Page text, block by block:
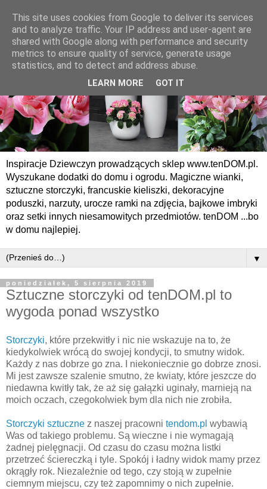
Inspiracje Dziewczyn prowadzących sklep www.tenDOM.pl.
Wyszukane dodatki do domu i ogrodu. Magiczne wianki,
sztuczne storczyki, francuskie kieliszki, dekoracyjne
poduszki, narzuty, urocze ramki na zdjęcia, bajkowe imbryki
oraz setki innych niesamowitych przedmiotów. tenDOM ...bo
w domu najlepiej.
▼
poniedziałek, 5 sierpnia 2019
Sztuczne storczyki od tenDOM.pl to
wygoda ponad wszystko
Storczyki, które przekwitły i nic nie wskazuje na to, że
kiedykolwiek wrócą do swojej kondycji, to smutny widok.
Każdy z nas dobrze go zna. I niekoniecznie go dobrze znosi.
Mi jest zawsze szalenie smutno, że kwiaty, które jeszcze do
niedawna kwitły tak, że aż się gałązki uginały, marnieją na
moich oczach, czegokolwiek bym dla nich nie zrobiła.
Storczyki sztuczne z naszej pracowni tendom.pl wybawią
Was od takiego problemu. Są wieczne i nie wymagają
żadnej pielęgnacji. Od czasu do czasu można listki
przetrzeć ściereczką i tyle. Spokój i ładny widok mamy przez
okrągły rok. Niezależnie od tego, czy stoją w zupełnie
ciemnym miejscu, czy też zapomnimy o nich zupełnie.
This site uses cookies from Google to deliver its services
and to analyze traffic. Your IP address and user-agent are
shared with Google along with performance and security
metrics to ensure quality of service, generate usage
statistics, and to detect and address abuse.
LEARN MORE GOT IT